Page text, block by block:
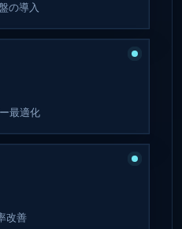
の導入
最適化
改善